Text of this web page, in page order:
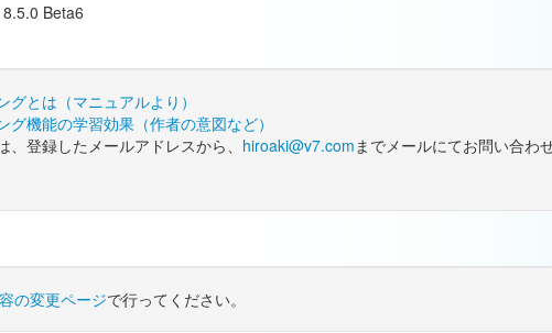
8.5.0 Beta6
とは（マニュアルより）
グ機能の学習効果（作者の意図など）
登録したメールアドレスから、 hiroaki@v7.comまでメールにてお問い合わ
の変更ページで行ってください。